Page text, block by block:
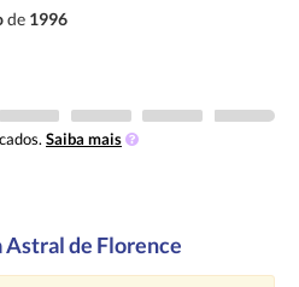
de 1996
Saiba mais
Astral de Florence